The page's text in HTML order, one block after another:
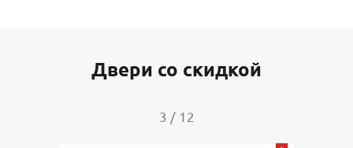
Двери со скидкой
3 / 12